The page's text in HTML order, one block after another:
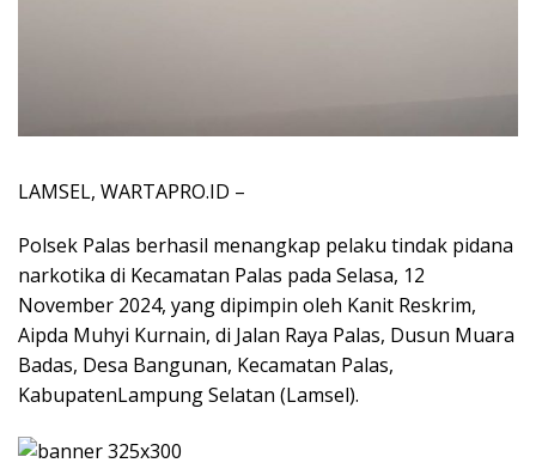
LAMSEL, WARTAPRO.ID –
Polsek Palas berhasil menangkap pelaku tindak pidana
narkotika di Kecamatan Palas pada Selasa, 12
November 2024, yang dipimpin oleh Kanit Reskrim,
Aipda Muhyi Kurnain, di Jalan Raya Palas, Dusun Muara
Badas, Desa Bangunan, Kecamatan Palas,
KabupatenLampung Selatan (Lamsel).